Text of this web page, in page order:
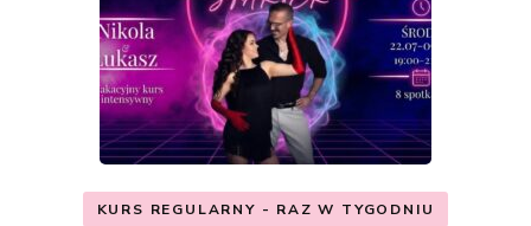
KURS REGULARNY - RAZ W TYGODNIU